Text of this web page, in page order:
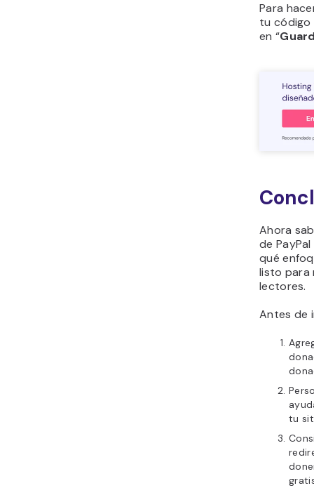
Para
tu código
en “
Ahora
de
qué
listo para
lectores.
Antes de
tu